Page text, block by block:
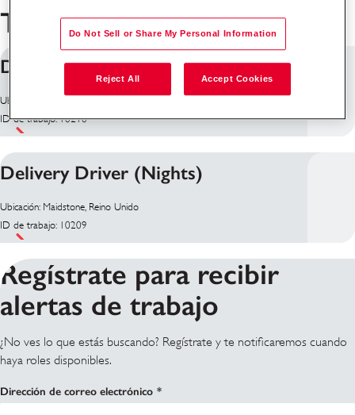
Trabajos en Maidstone
Delivery Driver
Ubicación: Maidstone, Reino Unido
ID de trabajo: 10210
Delivery Driver (Nights)
Ubicación: Maidstone, Reino Unido
ID de trabajo: 10209
Regístrate para recibir
alertas de trabajo
¿No ves lo que estás buscando? Regístrate y te notificaremos cuando
haya roles disponibles.
Dirección de correo electrónico
Do Not Sell or Share My Personal Information
Reject All Accept Cookies